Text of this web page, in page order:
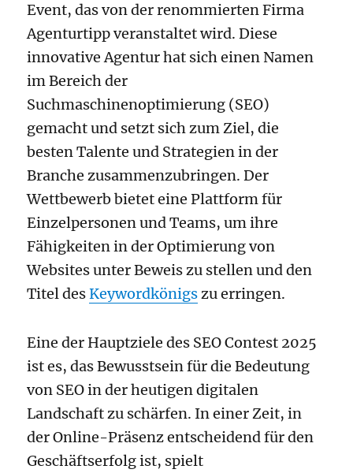
Event, das von der renommierten Firma
Agenturtipp veranstaltet wird. Diese
innovative Agentur hat sich einen Namen
im Bereich der
Suchmaschinenoptimierung (SEO)
gemacht und setzt sich zum Ziel, die
besten Talente und Strategien in der
Branche zusammenzubringen. Der
Wettbewerb bietet eine Plattform für
Einzelpersonen und Teams, um ihre
Fähigkeiten in der Optimierung von
Websites unter Beweis zu stellen und den
Titel desKeywordkönigszu erringen.
Eine der Hauptziele des SEO Contest 2025
ist es, das Bewusstsein für die Bedeutung
von SEO in der heutigen digitalen
Landschaft zu schärfen. In einer Zeit, in
der Online-Präsenz entscheidend für den
Geschäftserfolg ist, spielt